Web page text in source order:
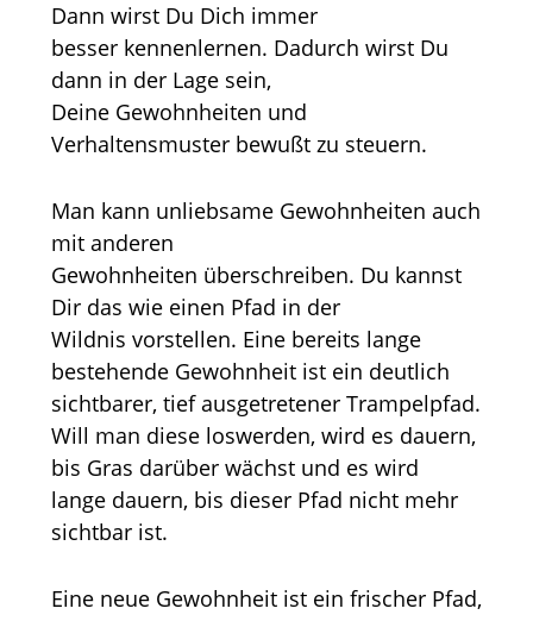
Dann wirst Du Dich immer
besser kennenlernen. Dadurch wirst Du
dann in der Lage sein,
Deine Gewohnheiten und
Verhaltensmuster bewußt zu steuern.
Man kann unliebsame Gewohnheiten auch
mit anderen
Gewohnheiten überschreiben. Du kannst
Dir das wie einen Pfad in der
Wildnis vorstellen. Eine bereits lange
bestehende Gewohnheit ist ein deutlich
sichtbarer, tief ausgetretener Trampelpfad.
Will man diese loswerden, wird es dauern,
bis Gras darüber wächst und es wird
lange dauern, bis dieser Pfad nicht mehr
sichtbar ist.
Eine neue Gewohnheit ist ein frischer Pfad,